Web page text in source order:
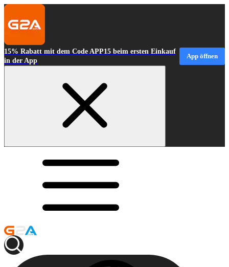
15% Rabatt mit dem Code APP15 beim ersten Einkauf
in der App
App öffnen